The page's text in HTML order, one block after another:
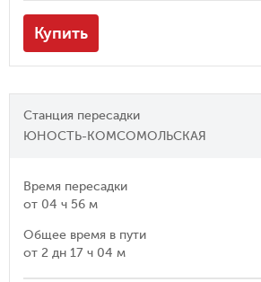
Купить
Станция пересадки
ЮНОСТЬ-КОМСОМОЛЬСКАЯ
Время пересадки
от 04 ч 56 м
Общее время в пути
от 2 дн 17 ч 04 м